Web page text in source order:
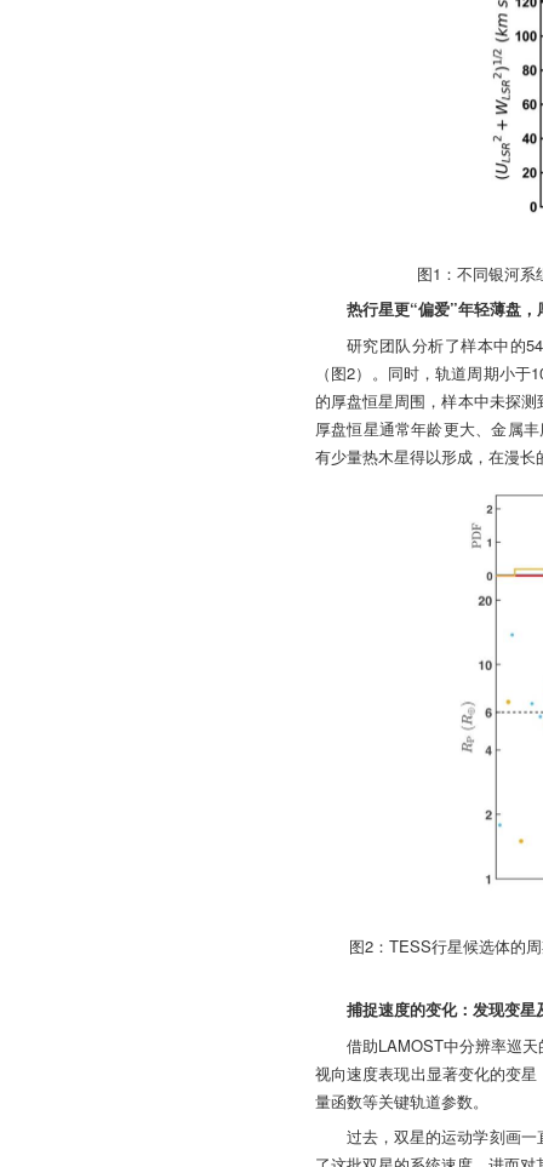
图1：不同银河系
热行星更“偏爱”年轻薄盘
研究团队分析了样本中的
（图2）。同时，轨道周期小
的厚盘恒星周围，样本中未探
厚盘恒星通常年龄更大、金属
有少量热木星得以形成，在漫
图2：TESS行星候选体的
捕捉速度的变化：发现变星
借助LAMOST中分辨率巡
视向速度表现出显著变化的变
量函数等关键轨道参数。
过去，双星的运动学刻画一